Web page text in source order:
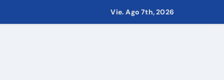
por parte de personas con vínculos familiares
con propósito»
Vie. Ago 7th, 2026